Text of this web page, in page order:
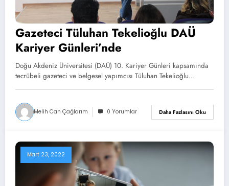
Gazeteci Tüluhan Tekelioğlu DAÜ
Kariyer Günleri’nde
Doğu Akdeniz Üniversitesi (DAÜ) 10. Kariyer Günleri kapsamında
tecrübeli gazeteci ve belgesel yapımcısı Tüluhan Tekelioğlu…
Melih Can Çağlarım 0 Yorumlar Daha Fazlasını Oku
Mart 23, 2022